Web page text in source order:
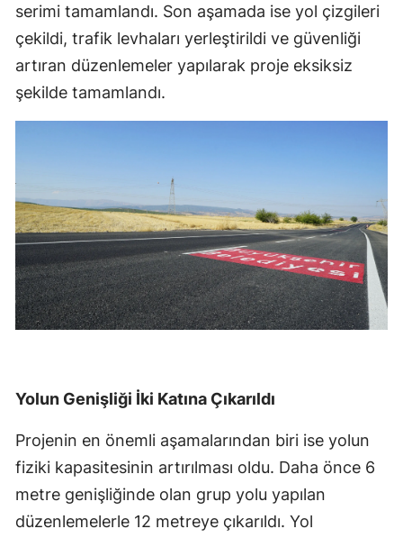
serimi tamamlandı. Son aşamada ise yol çizgileri
çekildi, trafik levhaları yerleştirildi ve güvenliği
artıran düzenlemeler yapılarak proje eksiksiz
şekilde tamamlandı.
Yolun Genişliği İki Katına Çıkarıldı
Projenin en önemli aşamalarından biri ise yolun
fiziki kapasitesinin artırılması oldu. Daha önce 6
metre genişliğinde olan grup yolu yapılan
düzenlemelerle 12 metreye çıkarıldı. Yol